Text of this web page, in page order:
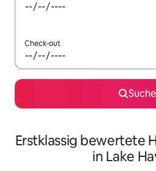
Check-out
Suche
Erstklassig bewertete
in Lake